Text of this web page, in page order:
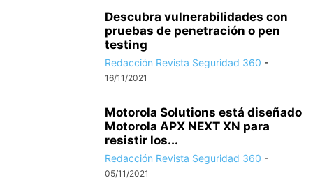
Descubra vulnerabilidades con
pruebas de penetración o pen
testing
Redacción Revista Seguridad 360 -
16/11/2021
Motorola Solutions está diseñado
Motorola APX NEXT XN para
resistir los...
Redacción Revista Seguridad 360 -
05/11/2021